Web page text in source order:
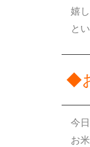
嬉
と
◆
今
お